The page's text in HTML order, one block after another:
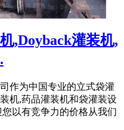
,Doyback灌装机,
作为中国专业的立式袋灌
机,药品灌装机和袋灌装设
以有竞争力的价格从我们